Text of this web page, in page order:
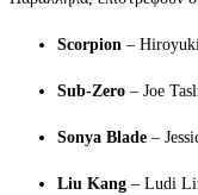
Scorpion –
Sub-Zero – Joe
Sonya Blade –
Liu Kang – Ludi